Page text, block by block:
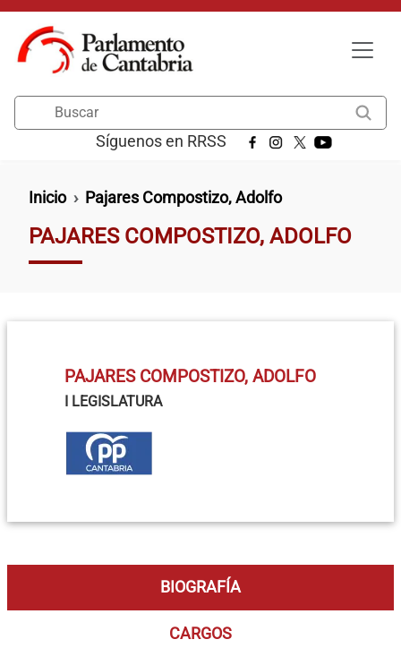
Pasar al contenido principal
Síguenos en RRSS
Ruta de navegación
Inicio Pajares Compostizo, Adolfo
PAJARES COMPOSTIZO, ADOLFO
PAJARES COMPOSTIZO, ADOLFO
I LEGISLATURA
BIOGRAFÍA
CARGOS